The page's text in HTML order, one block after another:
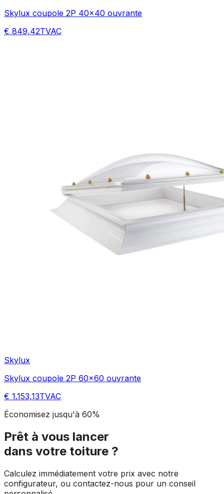
Skylux coupole 2P 40x40 ouvrante
€ 849,42TVAC
Skylux
Skylux coupole 2P 60x60 ouvrante
€ 1.153,13TVAC
Économisez jusqu'à 60%
Prêt à vous lancer
dans votre toiture ?
Calculez immédiatement votre prix avec notre
configurateur, ou contactez-nous pour un conseil